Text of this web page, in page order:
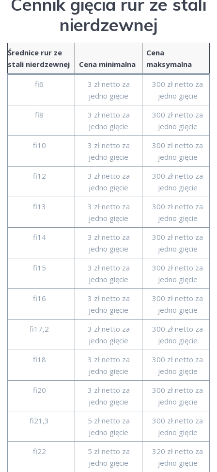
Cennik gięcia rur ze stali
nierdzewnej
Średnice rur ze
stali nierdzewnej
Cena minimalna
Cena
maksymalna
fi6
3 zł netto za
jedno gięcie
300 zł netto za
jedno gięcie
fi8
3 zł netto za
jedno gięcie
300 zł netto za
jedno gięcie
fi10
3 zł netto za
jedno gięcie
300 zł netto za
jedno gięcie
fi12
3 zł netto za
jedno gięcie
300 zł netto za
jedno gięcie
fi13
3 zł netto za
jedno gięcie
300 zł netto za
jedno gięcie
fi14
3 zł netto za
jedno gięcie
300 zł netto za
jedno gięcie
fi15
3 zł netto za
jedno gięcie
300 zł netto za
jedno gięcie
fi16
3 zł netto za
jedno gięcie
300 zł netto za
jedno gięcie
fi17,2
3 zł netto za
jedno gięcie
300 zł netto za
jedno gięcie
fi18
3 zł netto za
jedno gięcie
300 zł netto za
jedno gięcie
fi20
3 zł netto za
jedno gięcie
300 zł netto za
jedno gięcie
fi21,3
5 zł netto za
jedno gięcie
300 zł netto za
jedno gięcie
fi22
5 zł netto za
jedno gięcie
320 zł netto za
jedno gięcie